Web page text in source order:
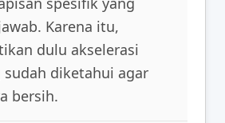
Karena itu,
dulu akselerasi
sudah diketahui agar
bersih.